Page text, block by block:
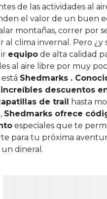
de las actividades al
el valor de un buen
montañas, correr por
al clima invernal. Pero ¿y
equipo de alta calidad
al aire libre por muy
está Shedmarks .
descuentos
de trail
hasta
Shedmarks ofrece
especiales que te
para tu próxima
dineral.